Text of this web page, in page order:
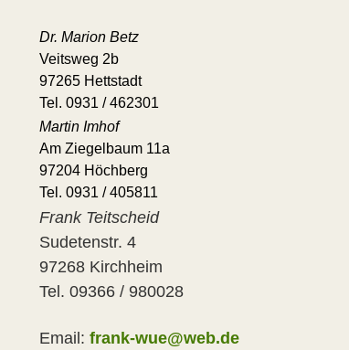
Dr. Marion Betz
Veitsweg 2b
97265 Hettstadt
Tel. 0931 / 462301
Martin Imhof
Am Ziegelbaum 11a
97204 Höchberg
Tel. 0931 / 405811
Frank Teitscheid
Sudetenstr. 4
97268 Kirchheim
Tel. 09366 / 980028
Email: frank-wue@web.de